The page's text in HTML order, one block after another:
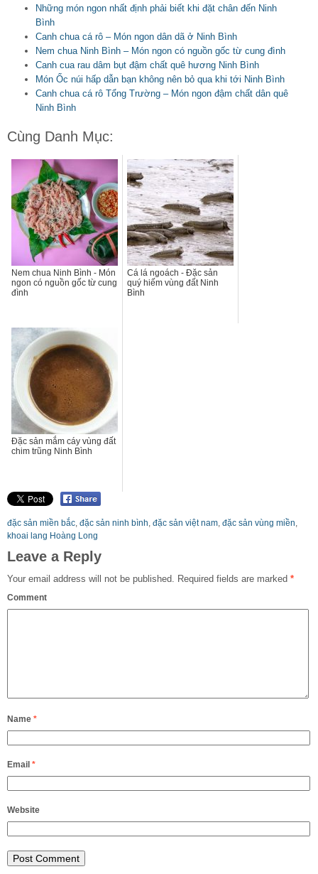
Những món ngon nhất định phải biết khi đặt chân đến Ninh
Bình
Canh chua cá rô – Món ngon dân dã ở Ninh Bình
Nem chua Ninh Bình – Món ngon có nguồn gốc từ cung đình
Canh cua rau dâm bụt đậm chất quê hương Ninh Bình
Món Ốc núi hấp dẫn bạn không nên bỏ qua khi tới Ninh Bình
Canh chua cá rô Tổng Trường – Món ngon đậm chất dân quê
Ninh Bình
Cùng Danh Mục:
Nem chua Ninh Bình - Món
ngon có nguồn gốc từ cung
đình
Cá lá ngoách - Đặc sản
quý hiếm vùng đất Ninh
Bình
Đặc sản mắm cáy vùng đất
chim trũng Ninh Bình
đặc sản miền bắc, đặc sản ninh bình, đặc sản việt nam, đặc sản vùng miền,
khoai lang Hoàng Long
Leave a Reply
Your email address will not be published. Required fields are marked *
Comment
Name *
Email *
Website